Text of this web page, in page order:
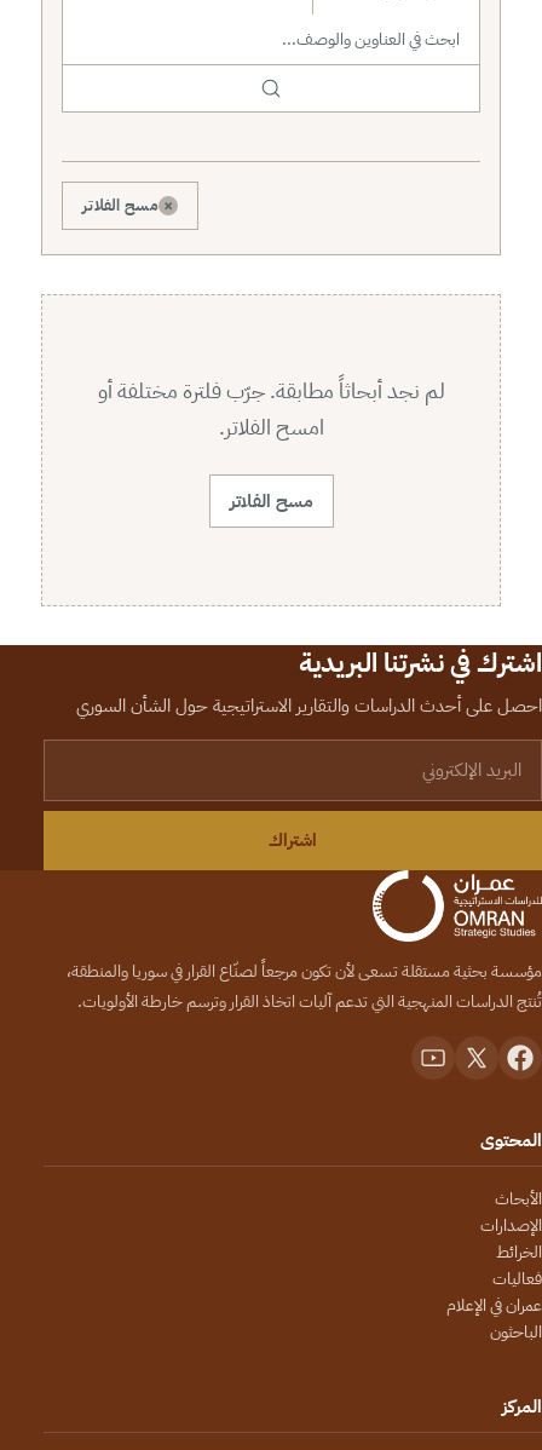
نطاق البحث
× مسح الفلاتر
لم نجد أبحاثاً مطابقة. جرّب فلترة مختلفة أو
امسح الفلاتر.
مسح الفلاتر
اشترك في نشرتنا البريدية
احصل على أحدث الدراسات والتقارير الاستراتيجية حول الشأن السوري
اشتراك
مؤسسة بحثية مستقلة تسعى لأن تكون مرجعاً لصنّاع القرار في سوريا والمنطقة،
تُنتج الدراسات المنهجية التي تدعم آليات اتخاذ القرار وترسم خارطة الأولويات.
المحتوى
الأبحاث
الإصدارات
الخرائط
فعاليات
عمران في الإعلام
الباحثون
المركز